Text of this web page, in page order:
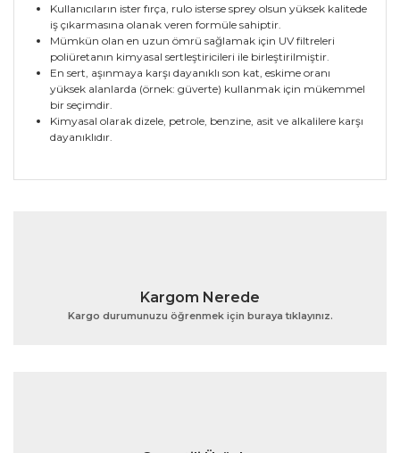
Kullanıcıların ister fırça, rulo isterse sprey olsun yüksek kalitede
iş çıkarmasına olanak veren formüle sahiptir.
Mümkün olan en uzun ömrü sağlamak için UV filtreleri
poliüretanın kimyasal sertleştiricileri ile birleştirilmiştir.
En sert, aşınmaya karşı dayanıklı son kat, eskime oranı
yüksek alanlarda (örnek: güverte) kullanmak için mükemmel
bir seçimdir.
Kimyasal olarak dizele, petrole, benzine, asit ve alkalilere karşı
dayanıklıdır.
Bu ürünün fiyat bilgisi, resim, ürün açıklamalarında ve
Ürün açıklamasında eksik bilgiler bulunuyor.
Kargom Nerede
Kargo durumunuzu öğrenmek için buraya tıklayınız.